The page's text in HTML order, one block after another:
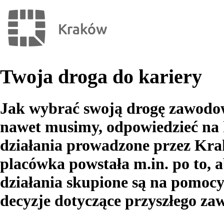
Twoja droga do kariery
Jak wybrać swoją drogę
nawet musimy, odpowiedzieć
działania prowadzone przez
placówka powstała m.in. po to,
działania skupione są na
decyzje dotyczące przyszłego